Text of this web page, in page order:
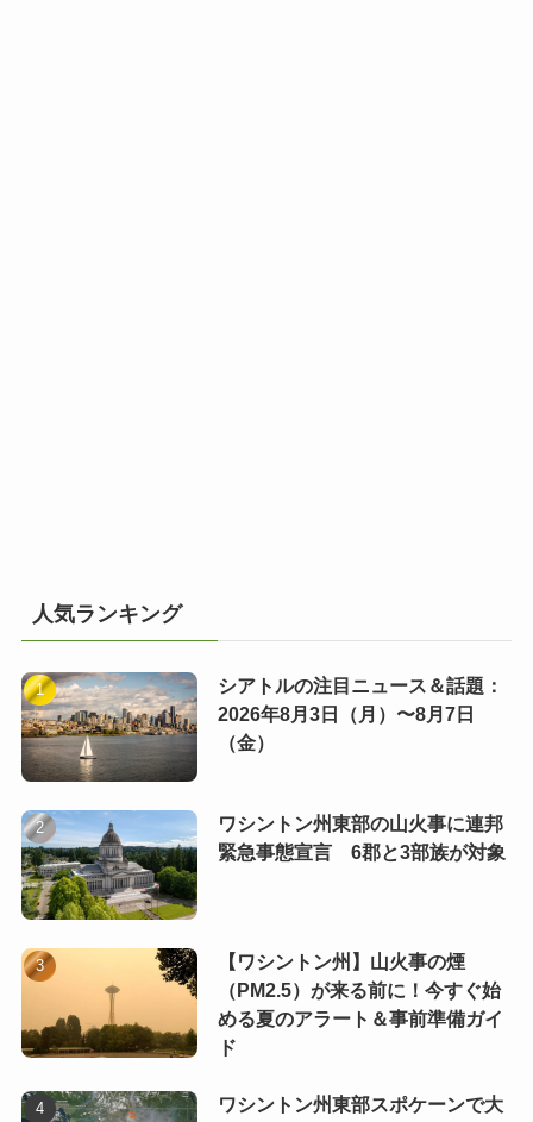
人気ランキング
シアトルの注目ニュース＆話題：
2026年8月3日（月）〜8月7日
（金）
ワシントン州東部の山火事に連邦
緊急事態宣言 6郡と3部族が対象
【ワシントン州】山火事の煙
（PM2.5）が来る前に！今すぐ始
める夏のアラート＆事前準備ガイ
ド
ワシントン州東部スポケーンで大